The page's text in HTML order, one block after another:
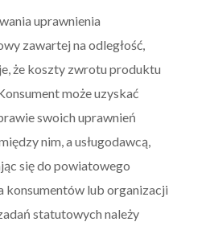
uprawnienia
zawartej na odległość,
że koszty zwrotu produktu
może uzyskać
swoich uprawnień
nim, a usługodawcą,
się do powiatowego
konsumentów lub organizacji
statutowych należy